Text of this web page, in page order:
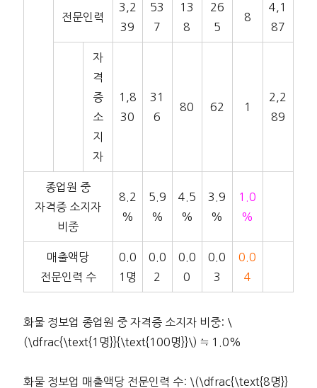
전문인력
3,2
39
53
7
13
8
26
5
8
4,1
87
자
격
증
소
지
자
1,8
30
31
6
80 62 1
2,2
89
종업원 중
자격증 소지자
비중
8.2
%
5.9
%
4.5
%
3.9
%
1.0
%
매출액당
전문인력 수
0.0
1명
0.0
2
0.0
0
0.0
3
0.0
4
화물 정보업 종업원 중 자격증 소지자 비중: \
(\dfrac{\text{1명}}{\text{100명}}\) ≒ 1.0%
화물 정보업 매출액당 전문인력 수: \(\dfrac{\text{8명}}